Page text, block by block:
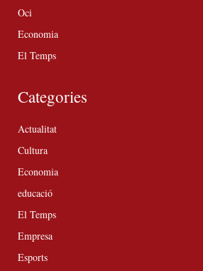
Oci
Economia
El Temps
Categories
Actualitat
Cultura
Economia
educació
El Temps
Empresa
Esports